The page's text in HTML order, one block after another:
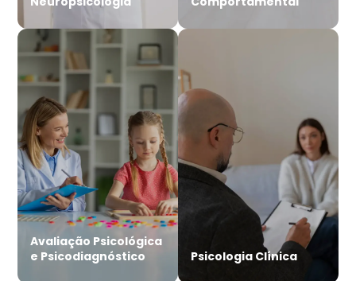
Avaliação Psicológica
e Psicodiagnóstico
Psicologia Clínica